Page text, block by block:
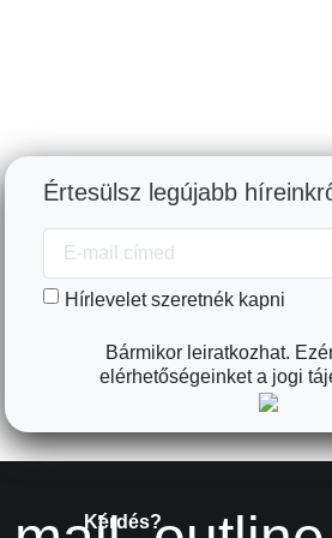
Értesülsz legújabb
Hírlevelet szeretnék kapni
Bármikor leiratkozhat.
elérhetőségeinket a jogi
Kérdés?